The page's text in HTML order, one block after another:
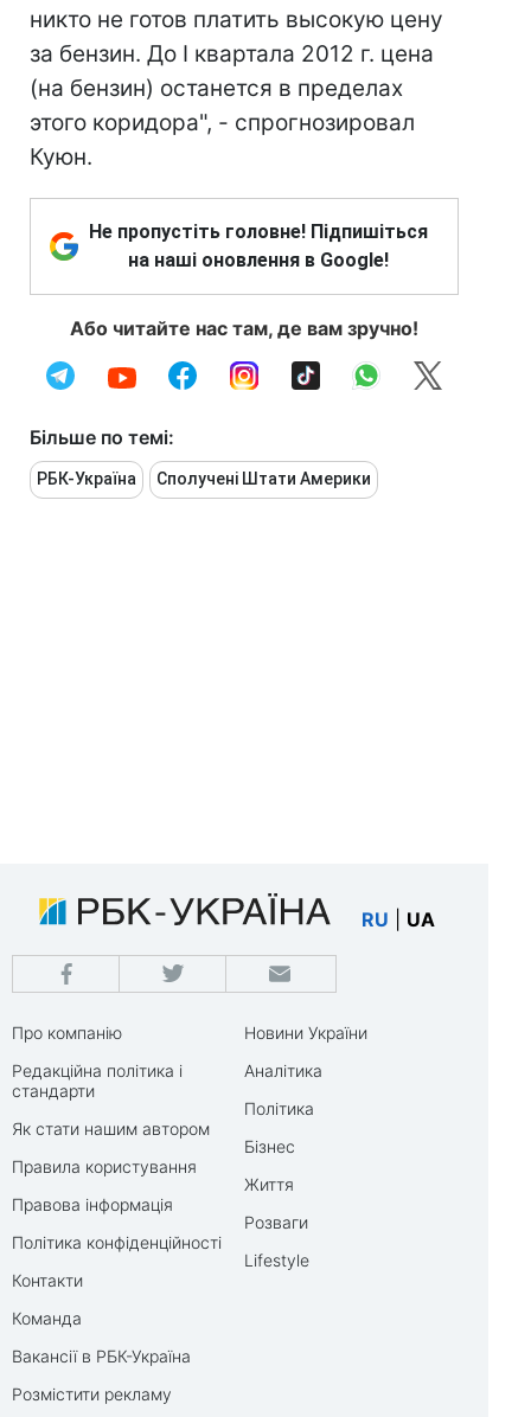
никто не готов платить высокую цену
за бензин. До І квартала 2012 г. цена
(на бензин) останется в пределах
этого коридора", - спрогнозировал
Куюн.
Не пропустіть головне! Підпишіться
на наші оновлення в Google!
Або читайте нас там, де вам зручно!
Більше по темі:
РБК-Україна Сполучені Штати Америки
RU UA
Про компанію
Редакційна політика і
стандарти
Як стати нашим автором
Правила користування
Правова інформація
Політика конфіденційності
Контакти
Команда
Вакансії в РБК-Україна
Розмістити рекламу
Новини України
Аналітика
Політика
Бізнес
Життя
Розваги
Lifestyle